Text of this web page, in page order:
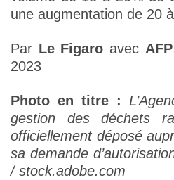
une augmentation de 20
Par Le Figaro avec AFP
2023
Photo en titre :
gestion des déchets
officiellement déposé
sa demande
/ stock.adobe.com